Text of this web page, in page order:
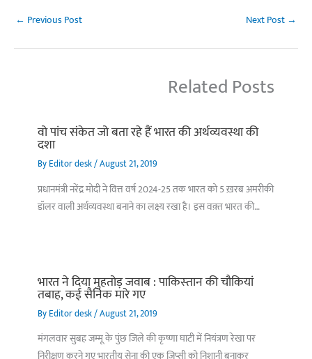
← Previous Post Next Post →
Related Posts
वो पांच संकेत जो बता रहे हैं भारत की अर्थव्यवस्था की
दशा
ByEditor desk/August 21, 2019
प्रधानमंत्री नरेंद्र मोदी ने वित्त वर्ष 2024-25 तक भारत को 5 ख़रब अमरीकी
डॉलर वाली अर्थव्यवस्था बनाने का लक्ष्य रखा है। इस वक़्त भारत की…
भारत ने दिया मुहतोड़ जवाब : पाकिस्‍तान की चौकियां
तबाह, कई सैनिक मारे गए
ByEditor desk/August 21, 2019
मंगलवार सुबह जम्मू के पुंछ जिले की कृष्णा घाटी में नियंत्रण रेखा पर